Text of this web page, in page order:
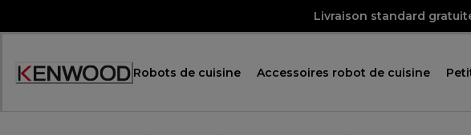
Livraison standard
Accessibility
Robots de cuisine Accessoires robot de cuisine